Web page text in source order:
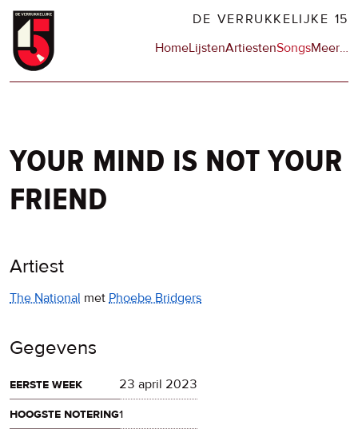
Overslaan
naar
DE VERRUKKELIJKE 15
Hoofdnavigatie
HomeLijstenArtiestenSongsMeerop
…
your mind is not your
friend
Artiest
The National met Phoebe Bridgers
Gegevens
eerste week
23 april 2023
hoogste notering1